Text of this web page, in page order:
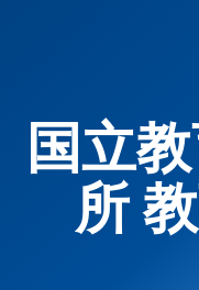
国立
所